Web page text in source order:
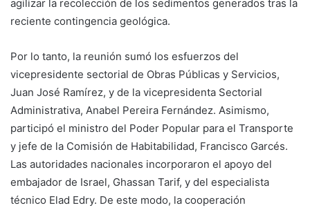
agilizar la recolección de los sedimentos generados tras la
reciente contingencia geológica.
Por lo tanto, la reunión sumó los esfuerzos del
vicepresidente sectorial de Obras Públicas y Servicios,
Juan José Ramírez, y de la vicepresidenta Sectorial
Administrativa, Anabel Pereira Fernández. Asimismo,
participó el ministro del Poder Popular para el Transporte
y jefe de la Comisión de Habitabilidad, Francisco Garcés.
Las autoridades nacionales incorporaron el apoyo del
embajador de Israel, Ghassan Tarif, y del especialista
técnico Elad Edry. De este modo, la cooperación